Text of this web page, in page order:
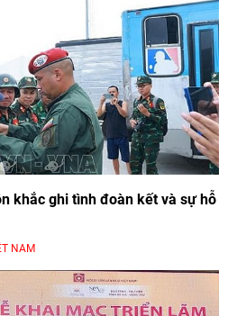
khắc ghi tình đoàn kết và sự hỗ
NAM